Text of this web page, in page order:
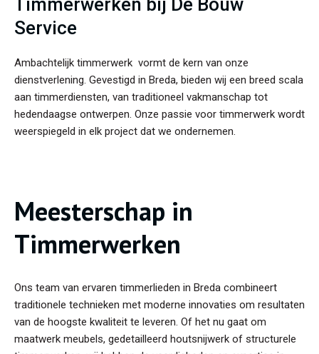
Timmerwerken bij De Bouw
Service
Ambachtelijk timmerwerk vormt de kern van onze
dienstverlening. Gevestigd in Breda, bieden wij een breed scala
aan timmerdiensten, van traditioneel vakmanschap tot
hedendaagse ontwerpen. Onze passie voor timmerwerk wordt
weerspiegeld in elk project dat we ondernemen.
Meesterschap in
Timmerwerken
Ons team van ervaren timmerlieden in Breda combineert
traditionele technieken met moderne innovaties om resultaten
van de hoogste kwaliteit te leveren. Of het nu gaat om
maatwerk meubels, gedetailleerd houtsnijwerk of structurele